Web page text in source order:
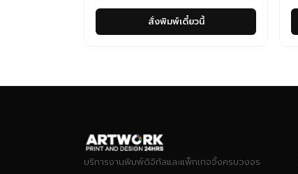
สั่งพิมพ์เดี๋ยวนี้
บริการงานพิมพ์ดิจิทัลและแพ็กเกจจิ้งครบวงจร